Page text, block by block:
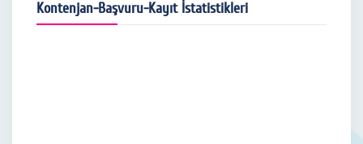
Kontenjan-Başvuru-Kayıt İstatistikleri